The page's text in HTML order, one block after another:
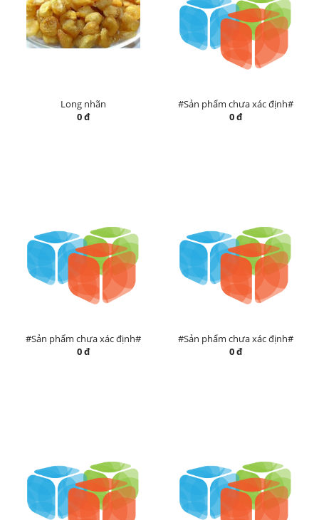
Long nhãn
0 đ
#Sản phẩm chưa xác định#
0 đ
#Sản phẩm chưa xác định#
0 đ
#Sản phẩm chưa xác định#
0 đ